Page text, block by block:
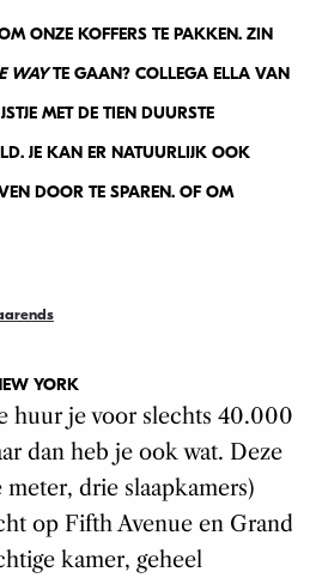
ONZE KOFFERS TE PAKKEN. ZIN
WAYTE GAAN? COLLEGA ELLA VAN
MET DE TIEN DUURSTE
JE KAN ER NATUURLIJK OOK
DOOR TE SPAREN. OF OM
YORK
huur je voor slechts 40.000
dan heb je ook wat. Deze
meter, drie slaapkamers)
op Fifth Avenue en Grand
kamer, geheel